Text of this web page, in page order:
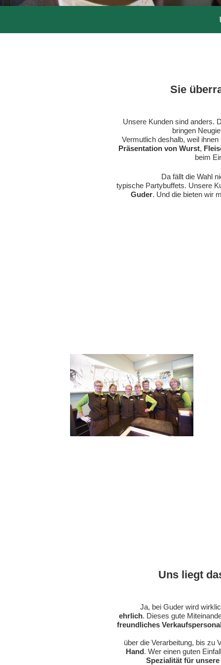
Sie
Unsere Kunden sind anders.
bringen
Vermutlich deshalb, weil
Präsentation von Wurst,
beim
Da fällt die Wahl
typische Partybuffets. Unsere
Guder. Und die bieten wir
Uns liegt
Ja, bei Guder wird
ehrlich. Dieses gute
freundliches
über die Verarbeitung, bis zu
Hand. Wer einen guten
Spezialität für